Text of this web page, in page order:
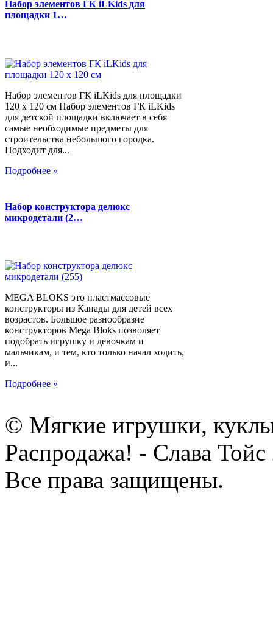
Набор элементов ГК iLKids для
площадки 1…
Набор элементов ГК iLKids для площадки
120 х 120 см Набор элементов ГК iLKids
для детской площадки включает в себя
самые необходимые предметы для
строительства небольшого городка.
Подходит для...
Подробнее »
Набор конструктора делюкс
микродетали (2…
MEGA BLOKS это пластмассовые
конструкторы из Канады для детей всех
возрастов. Большое разнообразие
конструкторов Mega Bloks позволяет
подобрать игрушку и девочкам и
мальчикам, и тем, кто только начал ходить,
и...
Подробнее »
© Мягкие игрушки,
Распродажа! - Слава Тойс
Все права защищены.